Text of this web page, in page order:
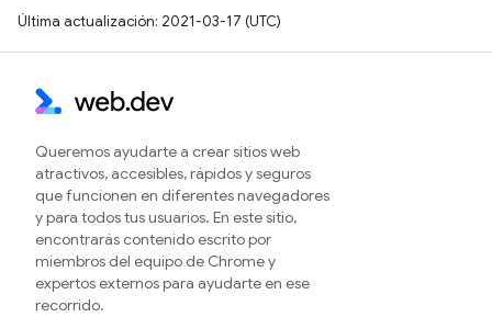
Última actualización: 2021-03-17 (UTC)
Queremos ayudarte a crear sitios web
atractivos, accesibles, rápidos y seguros
que funcionen en diferentes navegadores
y para todos tus usuarios. En este sitio,
encontrarás contenido escrito por
miembros del equipo de Chrome y
expertos externos para ayudarte en ese
recorrido.